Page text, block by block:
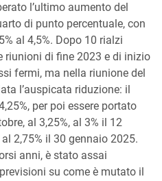
l’ultimo aumento del
di punto percentuale, con
al 4,5%. Dopo 10 rialzi
riunioni di fine 2023 e di inizio
fermi, ma nella riunione del
l’auspicata riduzione: il
per poi essere portato
al 3,25%, al 3% il 12
2,75% il 30 gennaio 2025.
anni, è stato assai
su come è mutato il